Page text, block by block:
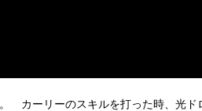
カーリーのスキルを打った時、光ド